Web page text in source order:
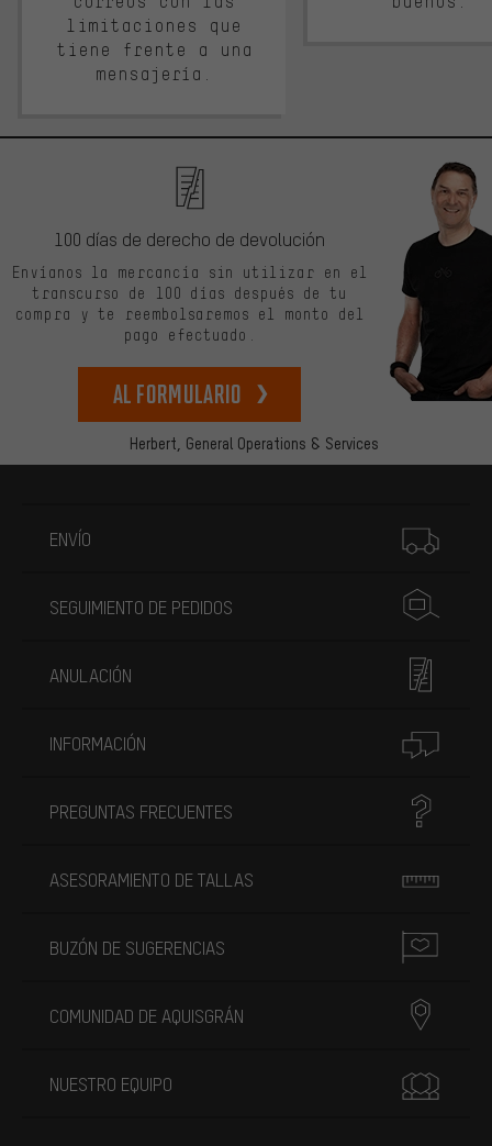
limitaciones que
tiene frente a una
mensajería.
Herbert, General Operations & Services
100 días de derecho de devolución
Envíanos la mercancía sin utilizar en el
transcurso de 100 días después de tu
compra y te reembolsaremos el monto del
pago efectuado.
Al formulario
ENVÍO
SEGUIMIENTO DE PEDIDOS
ANULACIÓN
INFORMACIÓN
PREGUNTAS FRECUENTES
ASESORAMIENTO DE TALLAS
BUZÓN DE SUGERENCIAS
COMUNIDAD DE AQUISGRÁN
NUESTRO EQUIPO